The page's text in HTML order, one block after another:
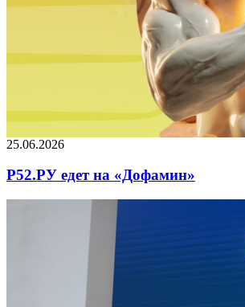
25.06.2026
Р52.РУ едет на «Дофамин»